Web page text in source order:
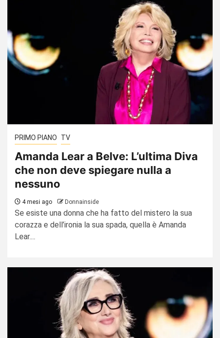
PRIMO PIANO TV
Amanda Lear a Belve: L’ultima Diva
che non deve spiegare nulla a
nessuno
4 mesi ago Donnainside
Se esiste una donna che ha fatto del mistero la sua
corazza e dell’ironia la sua spada, quella è Amanda
Lear....